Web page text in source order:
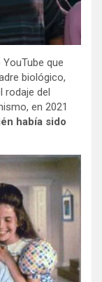
que
biológico,
rodaje del
en 2021
había sido